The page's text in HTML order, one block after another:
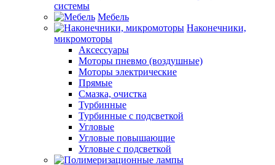
системы
Мебель
Наконечники,
микромоторы
Аксессуары
Моторы пневмо (воздушные)
Моторы электрические
Прямые
Смазка, очистка
Турбинные
Турбинные с подсветкой
Угловые
Угловые повышающие
Угловые с подсветкой